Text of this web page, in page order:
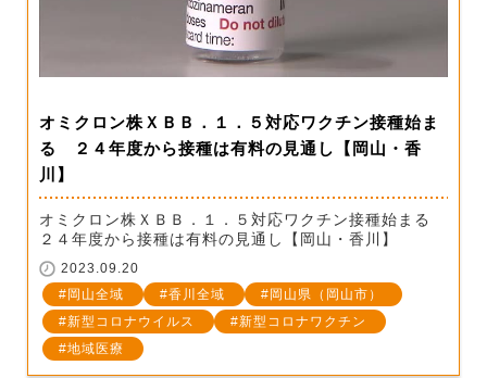
オミクロン株ＸＢＢ．１．５対応ワクチン接種始ま
る ２４年度から接種は有料の見通し【岡山・香
川】
オミクロン株ＸＢＢ．１．５対応ワクチン接種始まる
２４年度から接種は有料の見通し【岡山・香川】
2023.09.20
岡山全域
香川全域
岡山県（岡山市）
新型コロナウイルス
新型コロナワクチン
地域医療